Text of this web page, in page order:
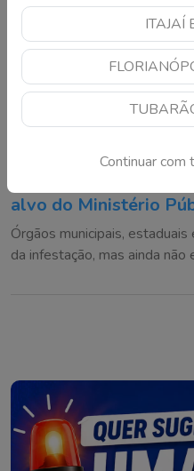
ITAJAÍ
Continuar com
alvo do Ministério
Órgãos municipais,
da infestação, mas ainda não